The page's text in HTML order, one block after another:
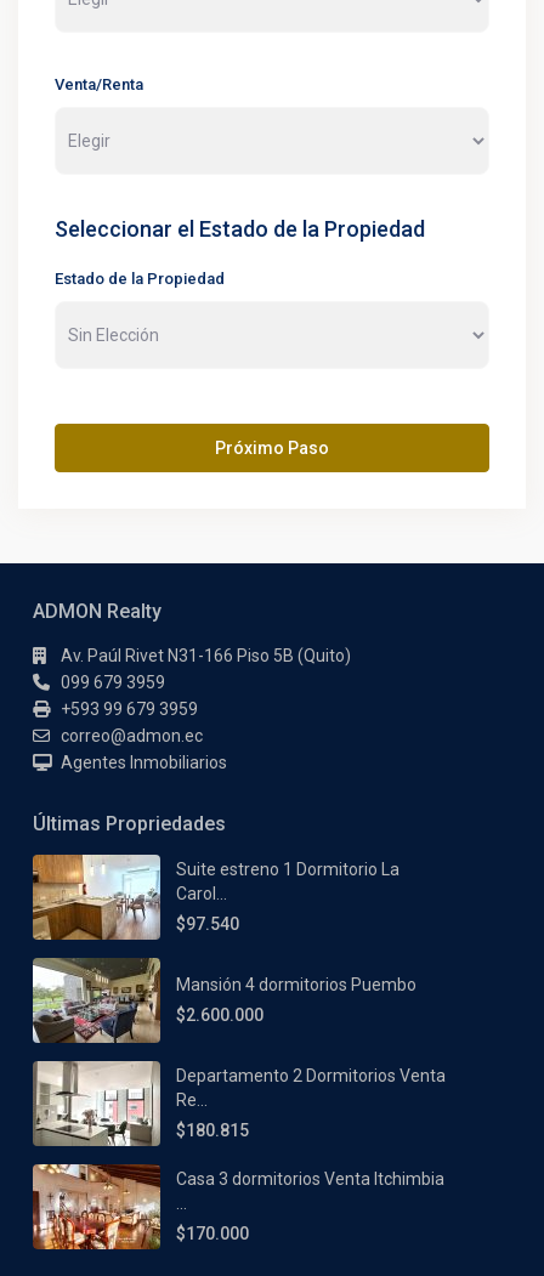
Venta/Renta
Seleccionar el Estado de la Propiedad
Estado de la Propiedad
Próximo Paso
ADMON Realty
Av. Paúl Rivet N31-166 Piso 5B (Quito)
099 679 3959
+593 99 679 3959
correo@admon.ec
Agentes Inmobiliarios
Últimas Propriedades
Suite estreno 1 Dormitorio La
Carol...
$97.540
Mansión 4 dormitorios Puembo
$2.600.000
Departamento 2 Dormitorios Venta
Re...
$180.815
Casa 3 dormitorios Venta Itchimbia
$170.000